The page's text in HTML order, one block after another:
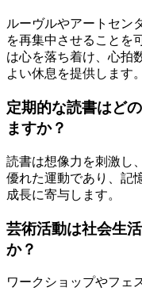
ルーヴルやアートセン
を再集中させることを
は心を落ち着け、心拍
よい休息を提供します。
定期的な読書はど
ますか？
読書は想像力を刺激し
優れた運動であり、記
成長に寄与します。
芸術活動は社会生
か？
ワークショップやフェ